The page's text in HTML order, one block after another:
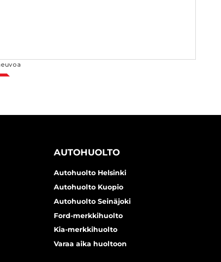
AUTOHUOLTO
Autohuolto Helsinki
Autohuolto Kuopio
Autohuolto Seinäjoki
Ford-merkkihuolto
Kia-merkkihuolto
Varaa aika huoltoon